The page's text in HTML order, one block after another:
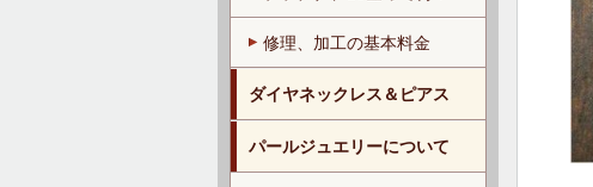
修理、加工の基本料金
ダイヤネックレス＆ピアス
パールジュエリーについて